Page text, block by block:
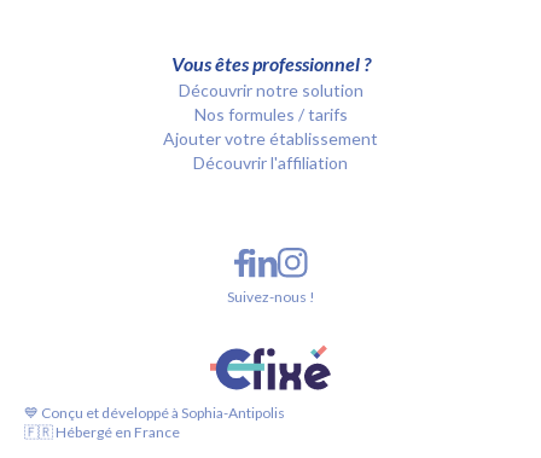
Vous êtes professionnel ?
Découvrir notre solution
Nos formules / tarifs
Ajouter votre établissement
Découvrir l'affiliation
💙 Conçu et développé à Sophia-Antipolis
🇫🇷 Hébergé en France
Suivez-nous !